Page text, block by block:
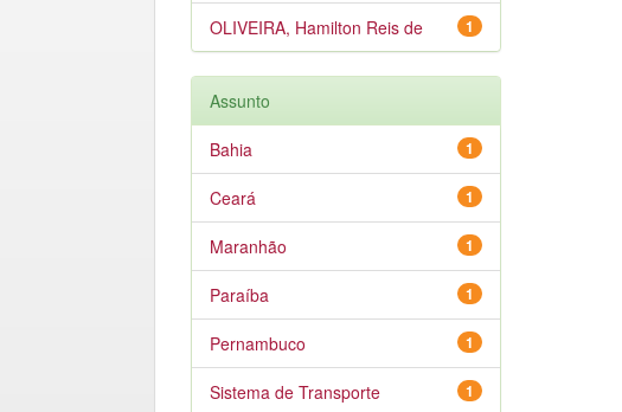
1
OLIVEIRA, Hamilton Reis de
Assunto
1
Bahia
1
Ceará
1
Maranhão
1
Paraíba
1
Pernambuco
1
Sistema de Transporte